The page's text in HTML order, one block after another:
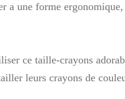
a une forme
ce taille-crayons
leurs crayons de